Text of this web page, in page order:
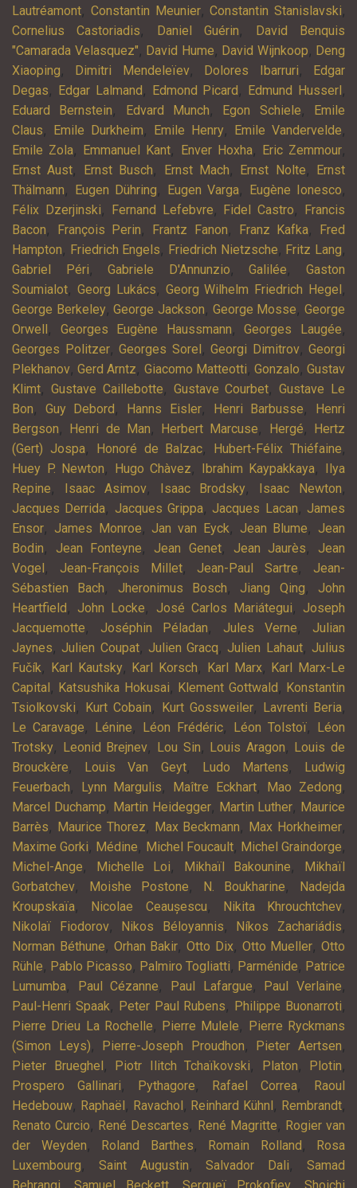
Lautréamont, Constantin Meunier,Constantin Stanislavski,
Cornelius Castoriadis, Daniel Guérin,
David Benquis
"Camarada Velasquez", David Hume, David Wijnkoop, Deng
Xiaoping, Dimitri Mendeleïev, Dolores Ibarruri,
Edgar
Degas, Edgar Lalmand , Edmond Picard , Edmund Husserl ,
Eduard Bernstein, Edvard Munch, Egon Schiele,
Emile
Claus, Emile Durkheim, Emile Henry, Emile Vandervelde,
Emile Zola, Emmanuel Kant, Enver Hoxha, Eric Zemmour,
Ernst Aust, Ernst Busch, Ernst Mach, Ernst Nolte,
Ernst
Thälmann, Eugen Dühring, Eugen Varga, Eugène Ionesco,
Félix Dzerjinski, Fernand Lefebvre, Fidel Castro,
Francis
Bacon, François Perin, Frantz Fanon, Franz Kafka,
Fred
Hampton, Friedrich Engels, Friedrich Nietzsche, Fritz Lang,
Gabriel Péri,Gabriele D'Annunzio,Galilée,Gaston
Soumialot, Georg Lukács, Georg Wilhelm Friedrich Hegel ,
George Berkeley,George Jackson, George Mosse,George
Orwell , Georges Eugène Haussmann,Georges Laugée,
Georges Politzer, Georges Sorel , Georgi Dimitrov, Georgi
Plekhanov,Gerd Arntz, Giacomo Matteotti, Gonzalo,Gustav
Klimt, Gustave Caillebotte, Gustave Courbet,Gustave Le
Bon, Guy Debord , Hanns Eisler, Henri Barbusse,
Henri
Bergson, Henri de Man, Herbert Marcuse, Hergé,
Hertz
(Gert) Jospa, Honoré de Balzac, Hubert-Félix Thiéfaine,
Huey P. Newton, Hugo Chàvez, Ibrahim Kaypakkaya,
Ilya
Repine, Isaac Asimov, Isaac Brodsky, Isaac Newton,
Jacques Derrida, Jacques Grippa, Jacques Lacan, James
Ensor, James Monroe, Jan van Eyck, Jean Blume, Jean
Bodin, Jean Fonteyne, Jean Genet, Jean Jaurès, Jean
Vogel , Jean-François Millet, Jean-Paul Sartre, Jean-
Sébastien Bach, Jheronimus Bosch, Jiang Qing, John
Heartfield , John Locke, José Carlos Mariátegui, Joseph
Jacquemotte, Joséphin Péladan, Jules Verne, Julian
Jaynes, Julien Coupat, Julien Gracq, Julien Lahaut, Julius
Fučík, Karl Kautsky, Karl Korsch, Karl Marx, Karl Marx-Le
Capital , Katsushika Hokusai, Klement Gottwald , Konstantin
Tsiolkovski, Kurt Cobain, Kurt Gossweiler, Lavrenti Beria,
Le Caravage, Lénine, Léon Frédéric, Léon Tolstoï,
Léon
Trotsky, Leonid Brejnev, Lou Sin, Louis Aragon, Louis de
Brouckère, Louis Van Geyt, Ludo Martens,
Ludwig
Feuerbach, Lynn Margulis, Maître Eckhart, Mao Zedong,
Marcel Duchamp, Martin Heidegger, Martin Luther, Maurice
Barrès, Maurice Thorez, Max Beckmann, Max Horkheimer,
Maxime Gorki, Médine, Michel Foucault, Michel Graindorge,
Michel-Ange, Michelle Loi, Mikhaïl Bakounine,
Mikhaïl
Gorbatchev, Moishe Postone, N. Boukharine,
Nadejda
Kroupskaïa, Nicolae Ceaușescu, Nikita Khrouchtchev,
Nikolaï Fiodorov, Nikos Béloyannis, Níkos Zachariádis,
Norman Béthune, Orhan Bakir, Otto Dix, Otto Mueller, Otto
Rühle, Pablo Picasso, Palmiro Togliatti, Parménide, Patrice
Lumumba, Paul Cézanne, Paul Lafargue, Paul Verlaine,
Paul-Henri Spaak, Peter Paul Rubens, Philippe Buonarroti,
Pierre Drieu La Rochelle, Pierre Mulele,
Pierre Ryckmans
(Simon Leys), Pierre-Joseph Proudhon, Pieter Aertsen,
Pieter Brueghel , Piotr Ilitch Tchaïkovski, Platon, Plotin,
Prospero Gallinari, Pythagore, Rafael Correa,
Raoul
Hedebouw, Raphaël , Ravachol , Reinhard Kühnl , Rembrandt,
Renato Curcio, René Descartes, René Magritte, Rogier van
der Weyden, Roland Barthes, Romain Rolland ,
Rosa
Luxembourg, Saint Augustin,Salvador Dali,Samad